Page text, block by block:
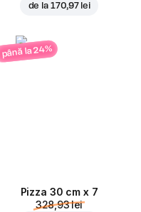
de la 170,97 lei
până la 24%
Pizza 30 cm x 7
328,93 lei